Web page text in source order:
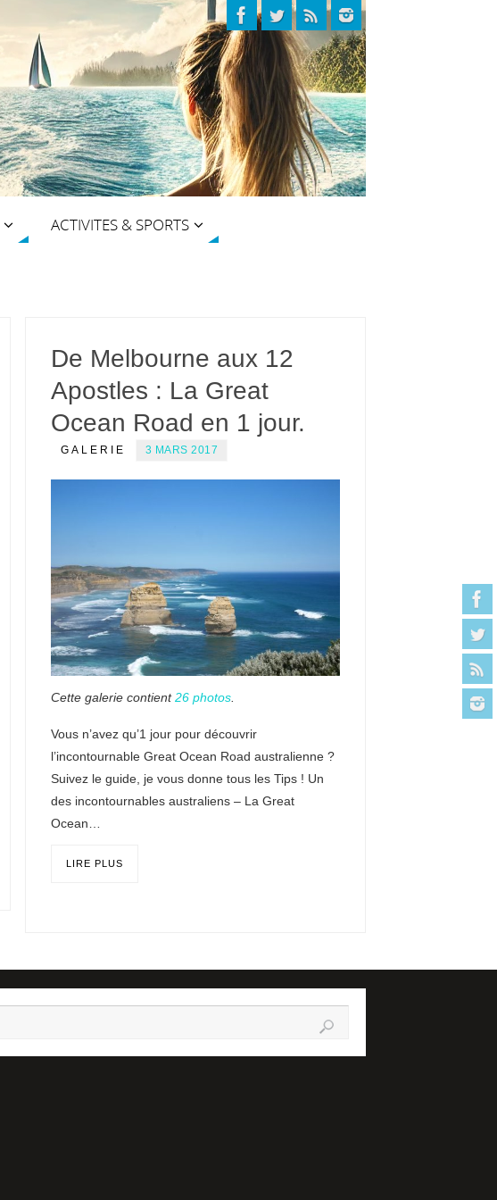
ACTIVITES & SPORTS
De Melbourne aux 12
Apostles : La Great
Ocean Road en 1 jour.
GALERIE 3 MARS 2017
Cette galerie contient26 photos.
Vous n’avez qu’1 jour pour découvrir
l’incontournable Great Ocean Road australienne ?
Suivez le guide, je vous donne tous les Tips ! Un
des incontournables australiens – La Great
Ocean…
LIRE PLUS